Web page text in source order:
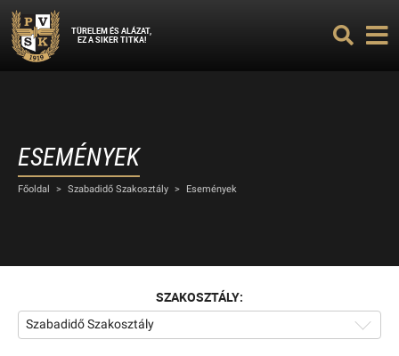
TÜRELEM ÉS ALÁZAT,
EZ A SIKER TITKA!
ESEMÉNYEK
Főoldal > Szabadidő Szakosztály > Események
SZAKOSZTÁLY:
Szabadidő Szakosztály